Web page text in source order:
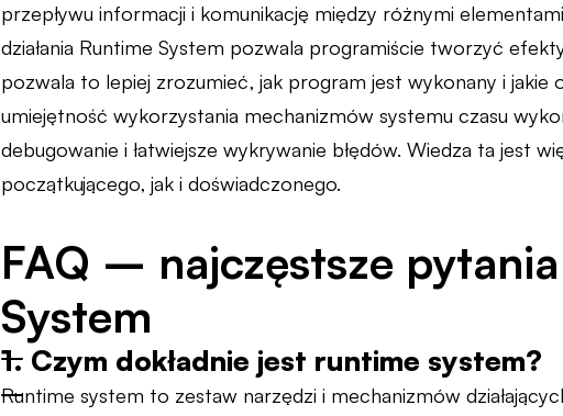
przepływu informacji i komunikację między różnymi
działania Runtime System pozwala programiście tworzyć
pozwala to lepiej zrozumieć, jak program jest wykonany i jakie
umiejętność wykorzystania mechanizmów systemu czasu
debugowanie i łatwiejsze wykrywanie błędów. Wiedza ta jest
początkującego, jak i doświadczonego.
FAQ – najczęstsze
System
1. Czym dokładnie jest runtime system?
Runtime system to zestaw narzędzi i mechanizmów